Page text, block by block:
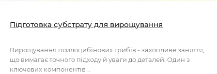
Підготовка субстрату для вирощування
Вирощування псилоцибінових грибів - захопливе заняття,
що вимагає точного підходу й уваги до деталей. Один з
ключових компонентів ..